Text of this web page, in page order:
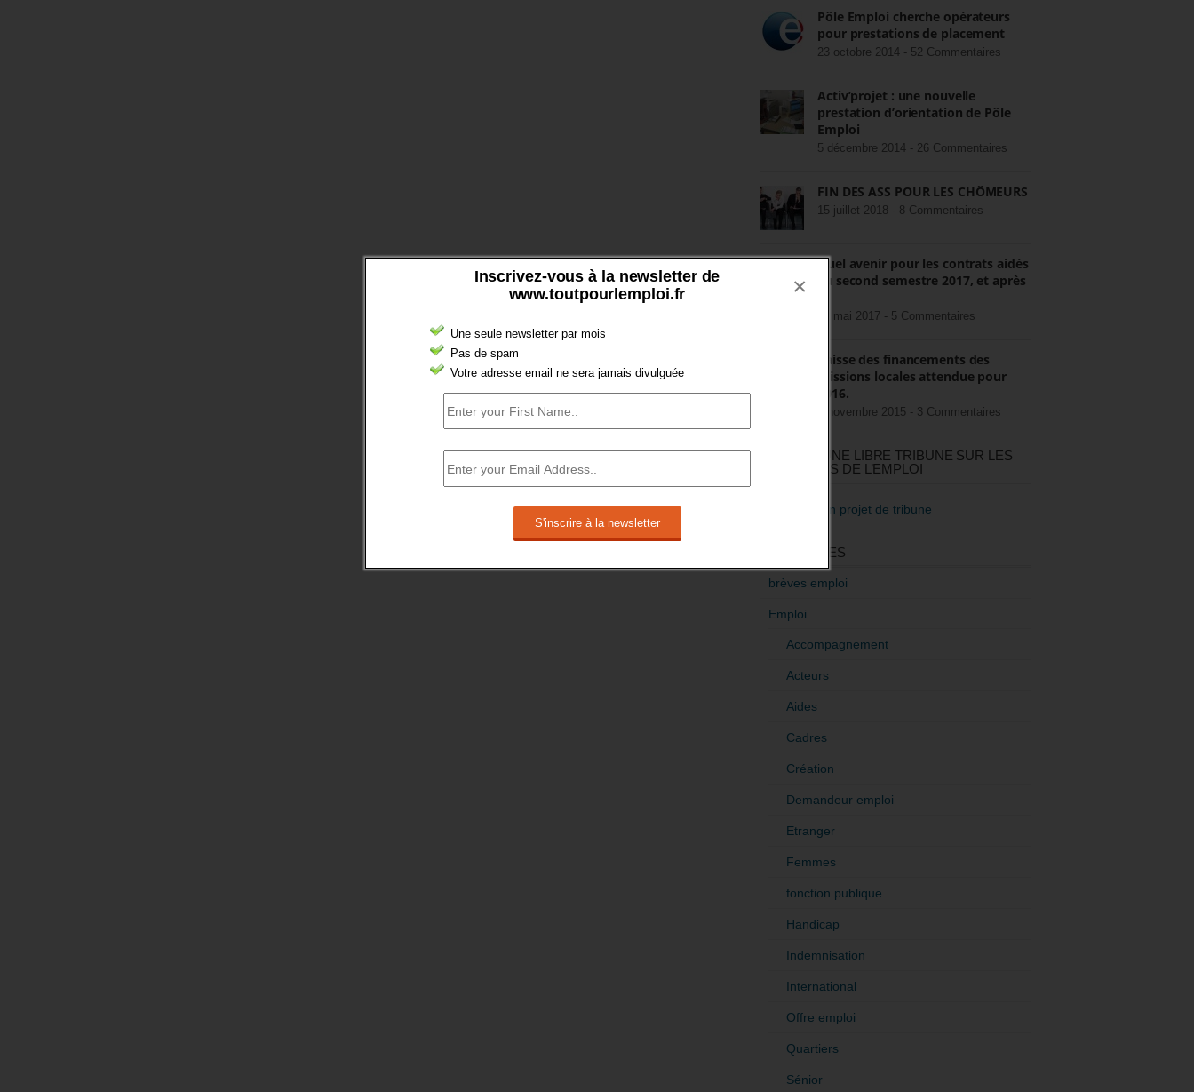
Inscrivez-vous à la newsletter de
www.toutpourlemploi.fr
Une seule newsletter par mois
Pas de spam
Votre adresse email ne sera jamais divulguée
×
Pôle Emploi cherche opérateurs
pour prestations de placement
23 octobre 2014 - 52 Commentaires
Activ’projet : une nouvelle
prestation d’orientation de Pôle
Emploi
5 décembre 2014 - 26 Commentaires
FIN DES ASS POUR LES CHÔMEURS
15 juillet 2018 - 8 Commentaires
Quel avenir pour les contrats aidés
au second semestre 2017, et après
22 mai 2017 - 5 Commentaires
Baisse des financements des
missions locales attendue pour
2016.
3 novembre 2015 - 3 Commentaires
RÉDIGEZ UNE LIBRE TRIBUNE SUR LES
POLITIQUES DE L’EMPLOI
>Décrire mon projet de tribune
CATÉGORIES
brèves emploi
Emploi
Accompagnement
Acteurs
Aides
Cadres
Création
Demandeur emploi
Etranger
Femmes
fonction publique
Handicap
Indemnisation
International
Offre emploi
Quartiers
Sénior